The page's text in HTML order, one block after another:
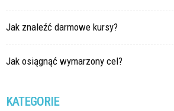
Jak znaleźć darmowe kursy?
Jak osiągnąć wymarzony cel?
KATEGORIE